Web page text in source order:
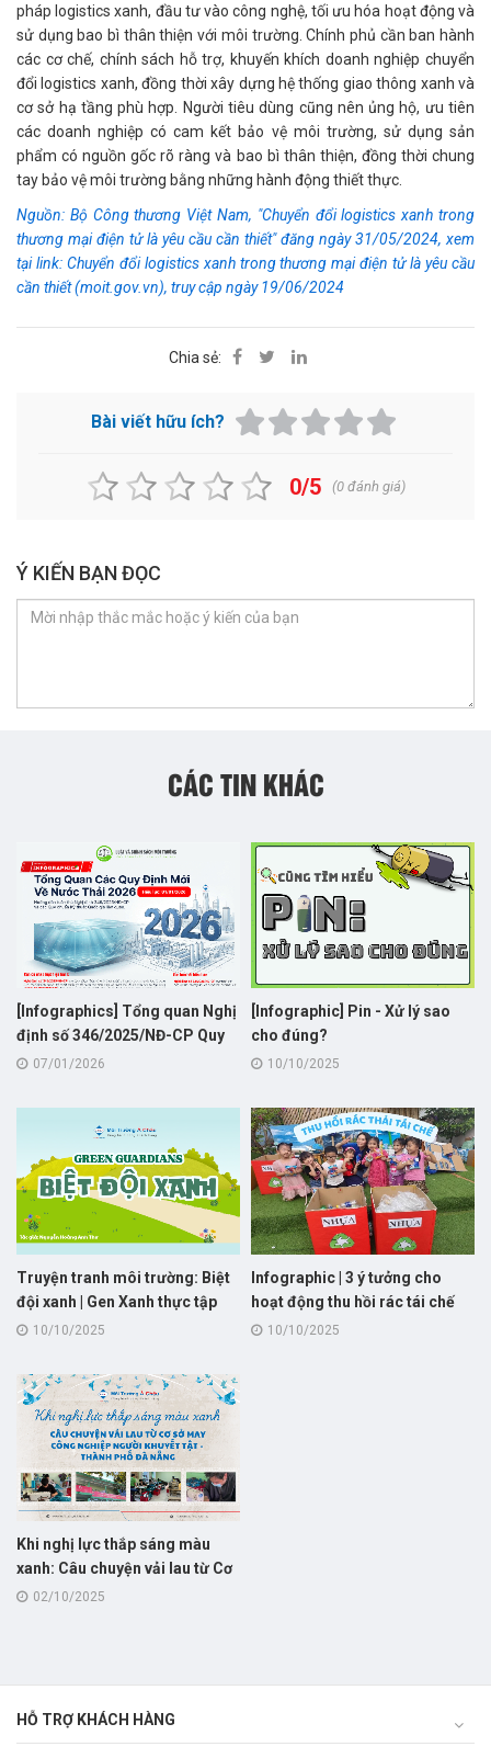
pháp logistics xanh, đầu tư vào công nghệ, tối ưu hóa hoạt động và
sử dụng bao bì thân thiện với môi trường. Chính phủ cần ban hành
các cơ chế, chính sách hỗ trợ, khuyến khích doanh nghiệp chuyển
đổi logistics xanh, đồng thời xây dựng hệ thống giao thông xanh và
cơ sở hạ tầng phù hợp. Người tiêu dùng cũng nên ủng hộ, ưu tiên
các doanh nghiệp có cam kết bảo vệ môi trường, sử dụng sản
phẩm có nguồn gốc rõ ràng và bao bì thân thiện, đồng thời chung
tay bảo vệ môi trường bằng những hành động thiết thực.
Nguồn: Bộ Công thương Việt Nam, "Chuyển đổi logistics xanh trong
thương mại điện tử là yêu cầu cần thiết" đăng ngày 31/05/2024, xem
tại link: Chuyển đổi logistics xanh trong thương mại điện tử là yêu cầu
cần thiết (moit.gov.vn), truy cập ngày 19/06/2024
Chia sẻ:
Bài viết hữu ích?
0/5 (0đánh giá)
Ý KIẾN BẠN ĐỌC
CÁC TIN KHÁC
[Infographics] Tổng quan Nghị
định số 346/2025/NĐ-CP Quy
định phí bảo vệ môi trường đối
nghiệp
07/01/2026
[Infographic] Pin - Xử lý sao
cho đúng?
10/10/2025
Truyện tranh môi trường: Biệt
đội xanh | Gen Xanh thực tập
10/10/2025
Infographic | 3 ý tưởng cho
hoạt động thu hồi rác tái chế
dành cho "trường học xanh"
10/10/2025
Khi nghị lực thắp sáng màu
xanh: Câu chuyện vải lau từ Cơ
sở may công nghiệp người
02/10/2025
HỖ TRỢ KHÁCH HÀNG